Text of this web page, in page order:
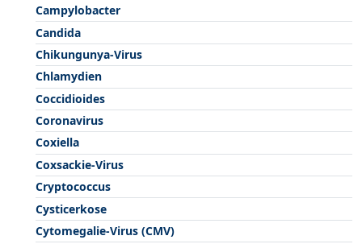
Campylobacter
Candida
Chikungunya-Virus
Chlamydien
Coccidioides
Coronavirus
Coxiella
Coxsackie-Virus
Cryptococcus
Cysticerkose
Cytomegalie-Virus (CMV)